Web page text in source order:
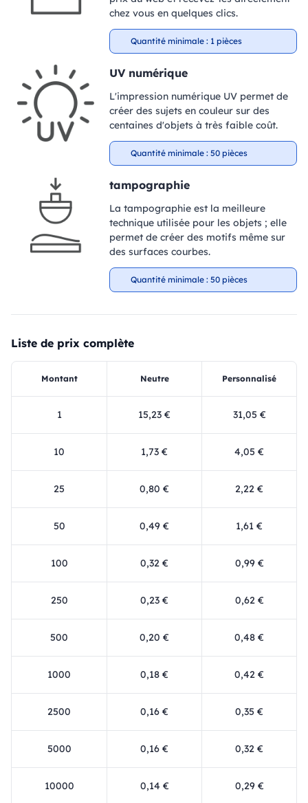
chez vous en quelques clics.
Quantité minimale : 1 pièces
UV numérique
L'impression numérique UV permet de
créer des sujets en couleur sur des
centaines d'objets à très faible coût.
Quantité minimale : 50 pièces
tampographie
La tampographie est la meilleure
technique utilisée pour les objets ; elle
permet de créer des motifs même sur
des surfaces courbes.
Quantité minimale : 50 pièces
Liste de prix complète
Montant Neutre Personnalisé
1 15,23 € 31,05 €
10 1,73 € 4,05 €
25 0,80 € 2,22 €
50 0,49 € 1,61 €
100 0,32 € 0,99 €
250 0,23 € 0,62 €
500 0,20 € 0,48 €
1000 0,18 € 0,42 €
2500 0,16 € 0,35 €
5000 0,16 € 0,32 €
10000 0,14 € 0,29 €